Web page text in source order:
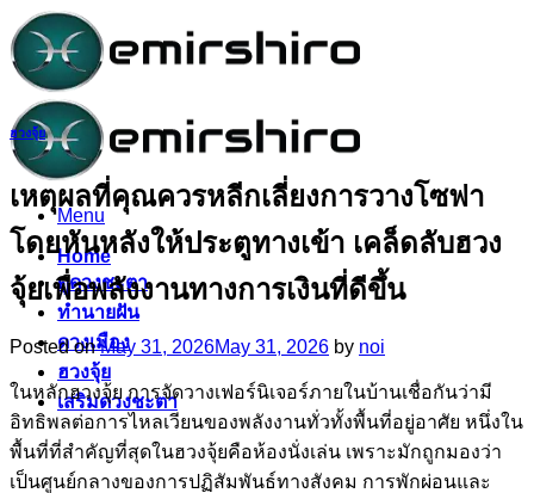
Skip
to
content
Menu
Home
ดูดวงชะตา
ทำนายฝัน
ดวงเมือง
ฮวงจุ้ย
เสริมดวงชะตา
ฮวงจุ้ย
เหตุผลที่คุณควรหลีกเลี่ยงการวางโซฟา
โดยหันหลังให้ประตูทางเข้า เคล็ดลับฮวง
จุ้ยเพื่อพลังงานทางการเงินที่ดีขึ้น
Posted onMay 31, 2026May 31, 2026 by noi
ในหลักฮวงจุ้ย การจัดวางเฟอร์นิเจอร์ภายในบ้านเชื่อกันว่ามี
อิทธิพลต่อการไหลเวียนของพลังงานทั่วทั้งพื้นที่อยู่อาศัย หนึ่งใน
พื้นที่ที่สำคัญที่สุดในฮวงจุ้ยคือห้องนั่งเล่น เพราะมักถูกมองว่า
เป็นศูนย์กลางของการปฏิสัมพันธ์ทางสังคม การพักผ่อนและ